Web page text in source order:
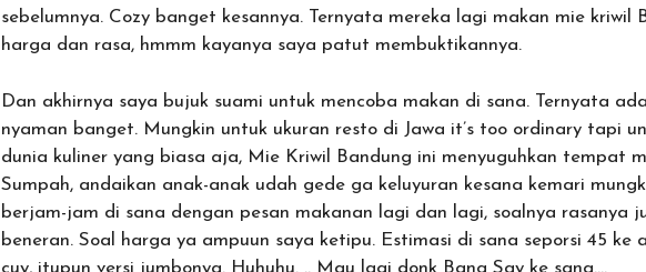
sebelumnya. Cozy banget kesannya. Ternyata mereka lagi makan mie kriwil
harga dan rasa, hmmm kayanya saya patut membuktikannya.
Dan akhirnya saya bujuk suami untuk mencoba makan di sana. Ternyata
nyaman banget. Mungkin untuk ukuran resto di Jawa it’s too ordinary tapi
dunia kuliner yang biasa aja, Mie Kriwil Bandung ini menyuguhkan tempat
Sumpah, andaikan anak-anak udah gede ga keluyuran kesana kemari
berjam-jam di sana dengan pesan makanan lagi dan lagi, soalnya rasanya
beneran. Soal harga ya ampuun saya ketipu. Estimasi di sana seporsi 45
cuy, itupun versi jumbonya. Huhuhu. .. Mau lagi donk Bang Say ke sana….